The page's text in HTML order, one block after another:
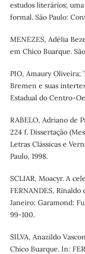
estudos literários;
formal. São Paulo:
MENEZES, Adélia
em Chico Buarque.
PIO, Amaury Oliveira;
Bremen e suas
Estadual do Centro-
RABELO, Adriano de
224 f. Dissertação
Letras Clássicas e
Paulo, 1998.
SCLIAR, Moacyr. A
FERNANDES, Rinaldo
Janeiro: Garamond:
99-100.
SILVA, Anazildo
Chico Buarque. In: